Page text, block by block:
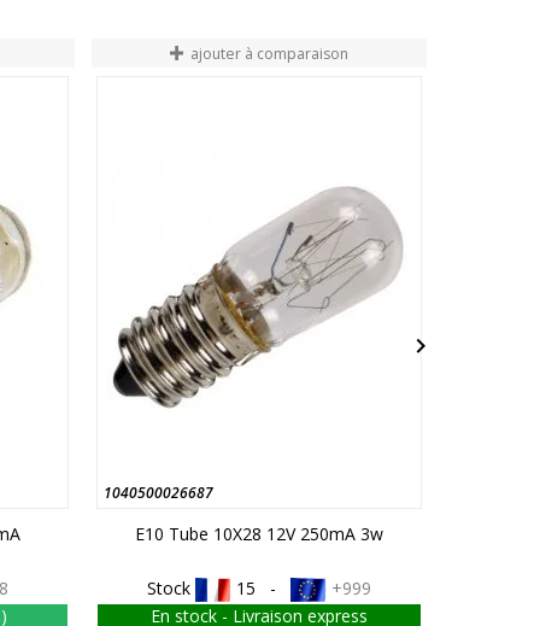
ajouter à comparaison
1040500026687
E10 Tube 10X28 12V 250mA 3w
Stock 15 -
+999
En stock - Livraison express
